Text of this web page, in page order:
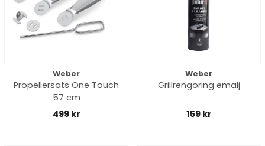
Weber
Propellersats One Touch
57 cm
499 kr
Weber
Grillrengöring emalj
159 kr